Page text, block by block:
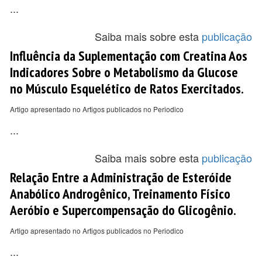
...
Saiba mais sobre esta publicação
Influência da Suplementação com Creatina Aos
Indicadores Sobre o Metabolismo da Glucose
no Músculo Esquelético de Ratos Exercitados.
Artigo apresentado no Artigos publicados no Periodico
...
Saiba mais sobre esta publicação
Relação Entre a Administração de Esteróide
Anabólico Androgênico, Treinamento Físico
Aeróbio e Supercompensação do Glicogênio.
Artigo apresentado no Artigos publicados no Periodico
...